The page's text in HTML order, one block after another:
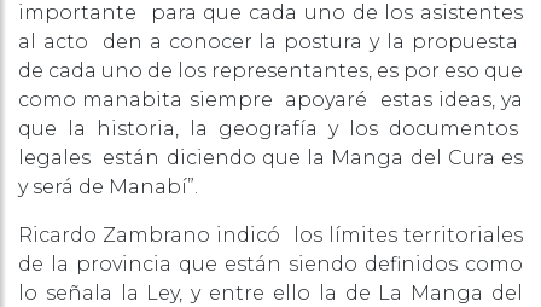
importante para que cada uno de los asistentes
al acto den a conocer la postura y la propuesta
de cada uno de los representantes, es por eso que
como manabita siempre apoyaré estas ideas, ya
que la historia, la geografía y los documentos
legales están diciendo que la Manga del Cura es
y será de Manabí”.
Ricardo Zambrano indicó los límites territoriales
de la provincia que están siendo definidos como
lo señala la Ley, y entre ello la de La Manga del